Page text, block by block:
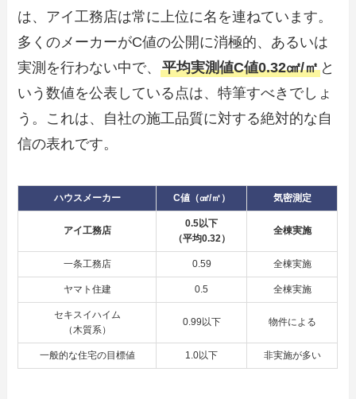
は、アイ工務店は常に上位に名を連ねています。
多くのメーカーがC値の公開に消極的、あるいは
実測を行わない中で、平均実測値C値0.32㎠/㎡ と
いう数値を公表している点は、特筆すべきでしょ
う。これは、自社の施工品質に対する絶対的な自
信の表れです。
ハウスメーカー C値（㎠/㎡） 気密測定
アイ工務店
0.5以下
（平均0.32）
全棟実施
一条工務店 0.59 全棟実施
ヤマト住建 0.5 全棟実施
セキスイハイム
（木質系）
0.99以下 物件による
一般的な住宅の目標値 1.0以下 非実施が多い